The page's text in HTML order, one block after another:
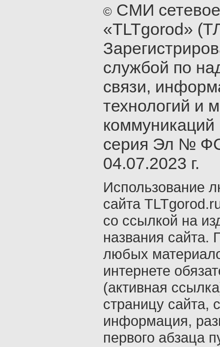
© СМИ
«TLTgorod»
службой по
связи,
технологий и
серия Эл №
04.07.2023 г.
Использование
сайта
со ссылкой на
названия сайта.
любых
интернете
(активная
страницу сайта,
информация,
первого абзаца